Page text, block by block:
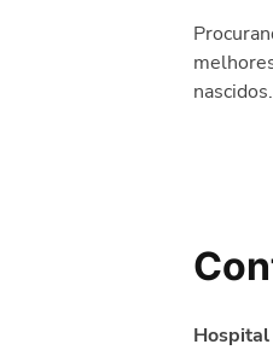
nascidos.
Hospital